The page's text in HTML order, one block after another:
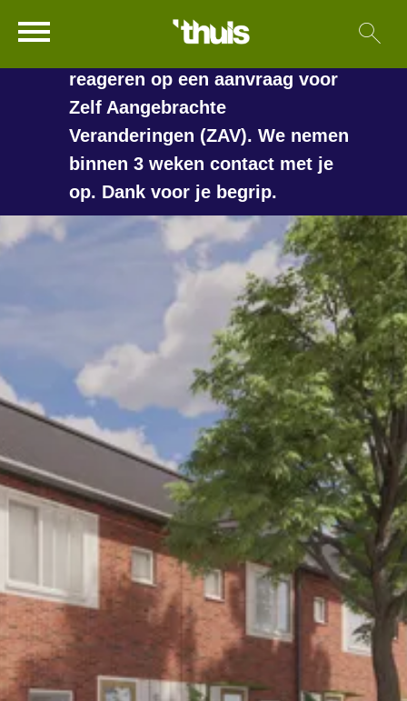
Naar hoofdinhoud
Naar hoofdnavigatiemenu
Naar zoeken
Naar de homepage
Ga naar Hoofd
langer duren voordat we
reageren op een aanvraag voor
Zelf Aangebrachte
Veranderingen (ZAV). We nemen
binnen 3 weken contact met je
op. Dank voor je begrip.